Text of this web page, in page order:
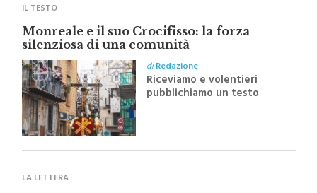
IL TESTO
Monreale e il suo Crocifisso: la forza
silenziosa di una comunità
diRedazione
Riceviamo e volentieri
pubblichiamo un testo
Festa del Santissimo
LA LETTERA